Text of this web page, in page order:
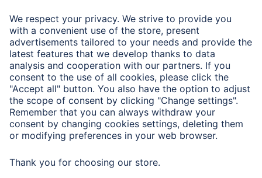
Wymiary i waga
Waga 90 g
Zastosowanie
Przystosowany dla Smartphone